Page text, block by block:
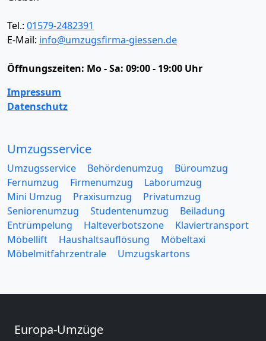
Tel.: 01579-2482391
E-Mail: info@umzugsfirma-giessen.de
Öffnungszeiten: Mo - Sa: 09:00 - 19:00 Uhr
Impressum
Datenschutz
Umzugsservice
Umzugsservice Behördenumzug
Büroumzug
Fernumzug
Firmenumzug
Laborumzug
Mini Umzug
Praxisumzug
Privatumzug
Seniorenumzug
Studentenumzug
Beiladung
Entrümpelung
Halteverbotszone
Klaviertransport
Möbellift
Haushaltsauflösung
Möbeltaxi
Möbelmitfahrzentrale
Umzugskartons
Europa-Umzüge